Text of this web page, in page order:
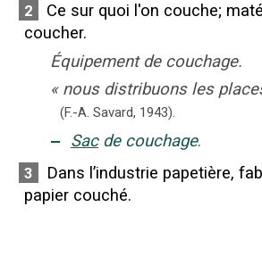
2 Ce sur quoi l'on couche;
coucher.
Équipement de couchage.
« nous distribuons les
(F.-A. Savard, 1943).
‒ Sac de couchage.
3
Dans l’industrie papetière,
papier couché.